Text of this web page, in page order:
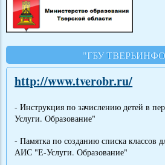
"ГБУ
http://www.tverobr.ru/
- Инструкция по зачислению детей в
Услуги. Образование"
- Памятка по созданию списка классов
АИС "Е-Услуги. Образование"